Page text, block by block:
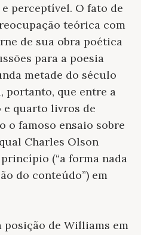
perceptível. O fato de
teórica com
de sua obra poética
para a poesia
metade do século
portanto, que entre a
quarto livros de
o famoso ensaio sobre
Charles Olson
(“a forma nada
do conteúdo”) em
de Williams em